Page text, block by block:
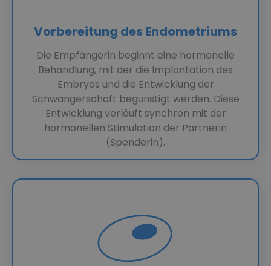
Vorbereitung des Endometriums
Die Empfängerin beginnt eine hormonelle
Behandlung, mit der die Implantation des
Embryos und die Entwicklung der
Schwangerschaft begünstigt werden. Diese
Entwicklung verläuft synchron mit der
hormonellen Stimulation der Partnerin
(Spenderin).